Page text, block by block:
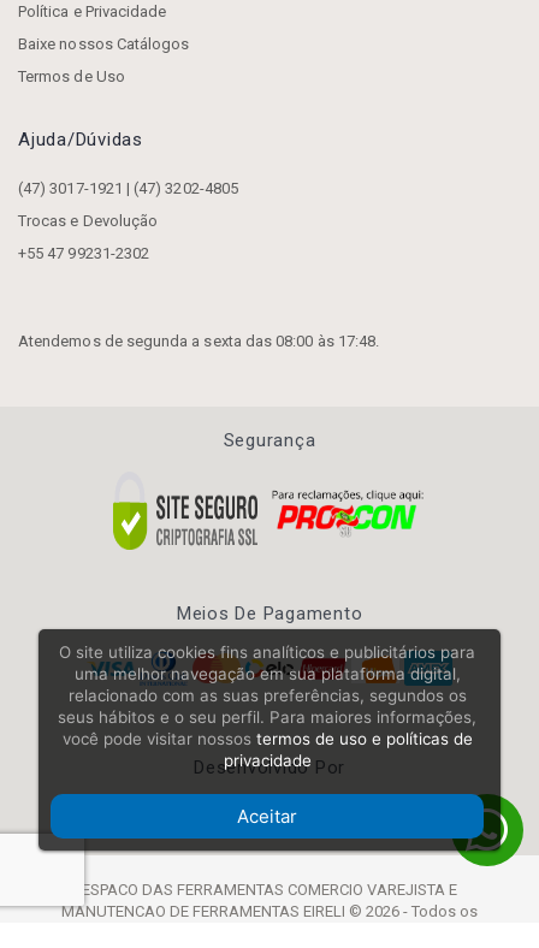
Política e Privacidade
Baixe nossos Catálogos
Termos de Uso
Ajuda/dúvidas
(47) 3017-1921 | (47) 3202-4805
Trocas e Devolução
+55 47 99231-2302
Atendemos de segunda a sexta das 08:00 às 17:48.
Segurança
Meios De Pagamento
Desenvolvido Por
ESPACO DAS FERRAMENTAS COMERCIO VAREJISTA E
MANUTENCAO DE FERRAMENTAS EIRELI © 2026 - Todos os
O site utiliza cookies fins analíticos e publicitários para
uma melhor navegação em sua plataforma digital,
relacionado com as suas preferências, segundos os
seus hábitos e o seu perfil. Para maiores informações,
você pode visitar nossos termos de uso e políticas de
privacidade
Aceitar